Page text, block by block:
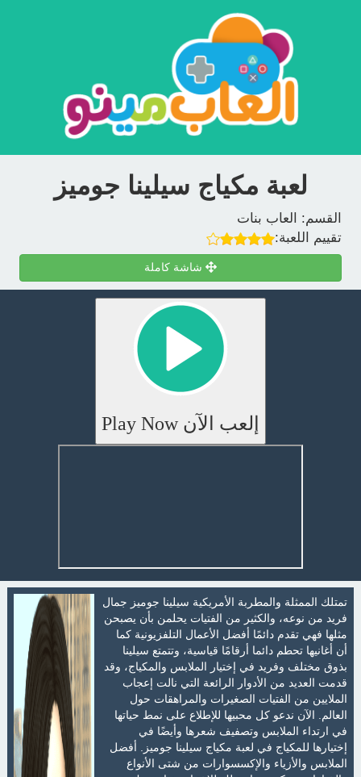
لعبة مكياج سيلينا جوميز
القسم:
العاب بنات
تقييم اللعبة:
شاشة كاملة
إلعب الآن Play Now
تمتلك الممثلة والمطربة الأمريكية سيلينا جوميز جمال
فريد من نوعه، والكثير من الفتيات يحلمن بأن يصبحن
مثلها فهي تقدم دائمًا أفضل الأعمال التلفزيونية كما
أن أغانيها تحطم دائما أرقامًا قياسية، وتتمتع سيلينا
بذوق مختلف وفريد في إختيار الملابس والمكياج، وقد
قدمت العديد من الأدوار الرائعة التي نالت إعجاب
الملايين من الفتيات الصغيرات والمراهقات حول
العالم. الآن ندعو كل محبيها للإطلاع على نمط حياتها
في ارتداء الملابس وتصفيف شعرها وأيضًا في
إختيارها للمكياج في لعبة مكياج سيلينا جوميز. أفضل
الملابس والأزياء والإكسسوارات من شتى الأنواع